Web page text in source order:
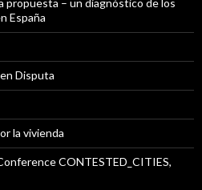
propuesta – un diagnóstico de los
España
Disputa
la vivienda
CONTESTED_CITIES,